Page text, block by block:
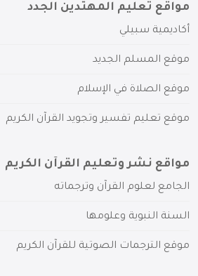
مواقع تعليم المهتدين الجدد
أكاديمية سبيلي
موقع المسلم الجديد
موقع الصلاة في الإسلام
موقع تعليم تفسير وتجويد القرآن الكريم
مواقع نشر وتعليم القرآن الكريم
الجامع لعلوم القرآن وترجماته
السنة النبوية وعلومها
موقع الترجمات الصوتية للقرآن الكريم